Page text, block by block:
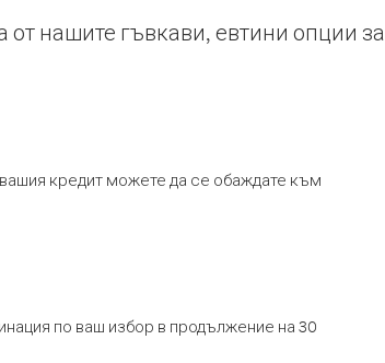
нашите гъвкави, евтини опции за
кредит можете да се обаждате към
по ваш избор в продължение на 30